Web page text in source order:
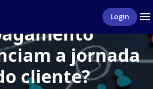
Login
os meios de
a jornada
cliente?